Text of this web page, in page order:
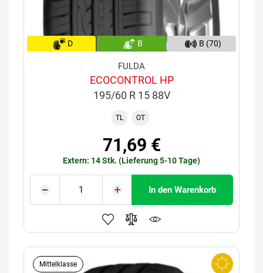
D B B (70)
FULDA
ECOCONTROL HP
195/60 R 15 88V
TL OT
71,69 €
Extern: 14 Stk. (Lieferung 5-10 Tage)
In den Warenkorb
Mittelklasse